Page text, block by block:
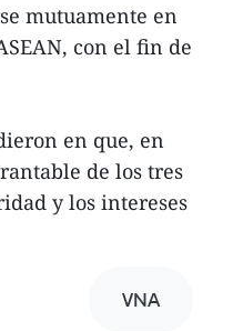
mutuamente en
con el fin de
en que, en
de los tres
y los intereses
VNA